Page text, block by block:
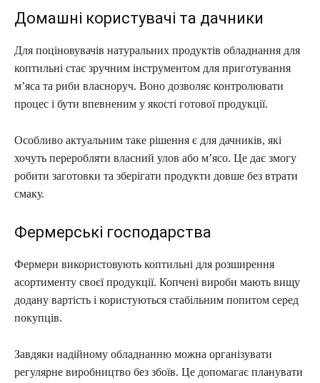
Домашні користувачі та дачники
Для поціновувачів натуральних продуктів обладнання для
коптильні стає зручним інструментом для приготування
м’яса та риби власноруч. Воно дозволяє контролювати
процес і бути впевненим у якості готової продукції.
Особливо актуальним таке рішення є для дачників, які
хочуть переробляти власний улов або м’ясо. Це дає змогу
робити заготовки та зберігати продукти довше без втрати
смаку.
Фермерські господарства
Фермери використовують коптильні для розширення
асортименту своєї продукції. Копчені вироби мають вищу
додану вартість і користуються стабільним попитом серед
покупців.
Завдяки надійному обладнанню можна організувати
регулярне виробництво без збоїв. Це допомагає планувати